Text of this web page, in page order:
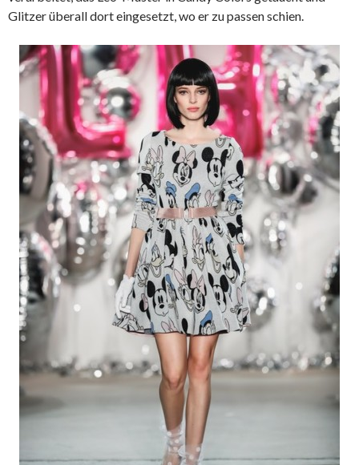
Glitzer überall dort eingesetzt, wo er zu passen schien.